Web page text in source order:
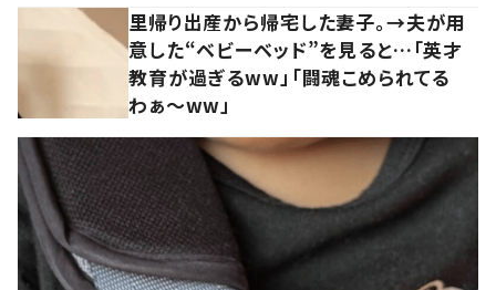
里帰り出産から帰宅した妻子。→夫が用
意した“ベビーベッド”を見ると…「英才
教育が過ぎるww」「闘魂こめられてる
わぁ～ww」